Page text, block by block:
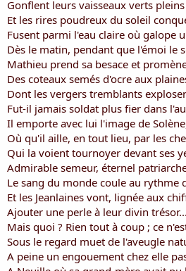
Gonflent leurs vaisseaux verts
Et les rires poudreux du soleil
Fusent parmi l'eau claire où galope
Dès le matin, pendant que l'émoi le
Mathieu prend sa besace et
Des coteaux semés d'ocre aux
Dont les vergers tremblants
Fut-il jamais soldat plus fier dans
Il emporte avec lui l'image de
Où qu'il aille, en tout lieu, par les
Qui la voient tournoyer devant ses
Admirable semeur, éternel
Le sang du monde coule au rythme
Et les Jeanlaines vont, lignée aux
Ajouter une perle à leur divin trésor...
Mais quoi ? Rien tout à coup ; ce
Sous le regard muet de l'aveugle
A peine un engouement chez elle